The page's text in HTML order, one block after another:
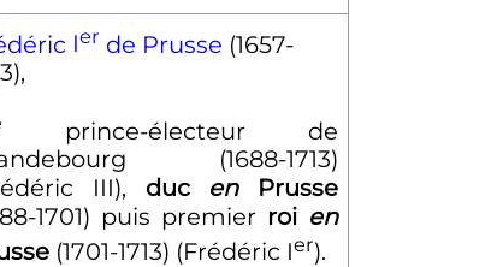
Ier de Prusse (1657-
prince-électeur de
(1688-1713)
III), duc enPrusse
1701) puis premier roi en
(1701-1713) (Frédéric Ier).